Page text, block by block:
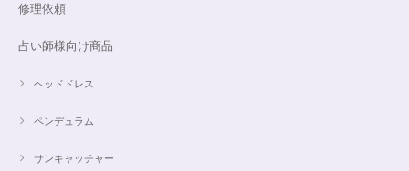
修理依頼
占い師様向け商品
ヘッドドレス
ペンデュラム
サンキャッチャー